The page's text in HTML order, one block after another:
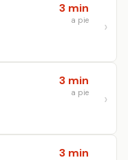
3 min
a pie
3 min
a pie
3 min